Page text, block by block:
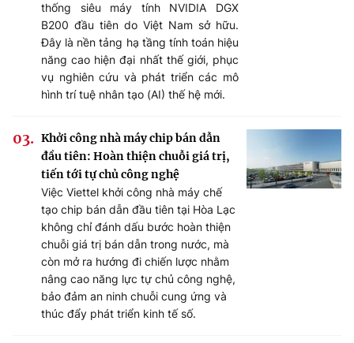
thống siêu máy tính NVIDIA DGX
B200 đầu tiên do Việt Nam sở hữu.
Đây là nền tảng hạ tầng tính toán hiệu
năng cao hiện đại nhất thế giới, phục
vụ nghiên cứu và phát triển các mô
hình trí tuệ nhân tạo (AI) thế hệ mới.
Khởi công nhà máy chip bán dẫn
đầu tiên: Hoàn thiện chuỗi giá trị,
tiến tới tự chủ công nghệ
Việc Viettel khởi công nhà máy chế
tạo chip bán dẫn đầu tiên tại Hòa Lạc
không chỉ đánh dấu bước hoàn thiện
chuỗi giá trị bán dẫn trong nước, mà
còn mở ra hướng đi chiến lược nhằm
nâng cao năng lực tự chủ công nghệ,
bảo đảm an ninh chuỗi cung ứng và
thúc đẩy phát triển kinh tế số.